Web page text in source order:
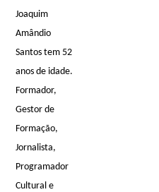
CONTACTO
PRIVACIDADE
Joaquim
Amândio
Santos tem 52
anos de idade.
Formador,
Gestor de
Formação,
Jornalista,
Programador
Cultural e